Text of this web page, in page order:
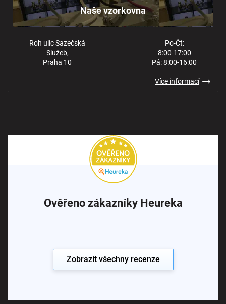
Naše vzorkovna
Roh ulic Sazečská
Služeb,
Praha 10
Po-Čt:
8:00-17:00
Pá: 8:00-16:00
Více informací
Ověřeno zákazníky Heureka
Zobrazit všechny recenze